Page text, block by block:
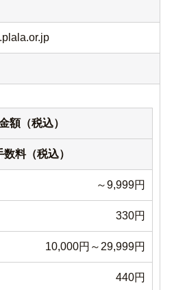
額（税込）
料（税込）
～9,999円
330円
10,000円～29,999円
440円